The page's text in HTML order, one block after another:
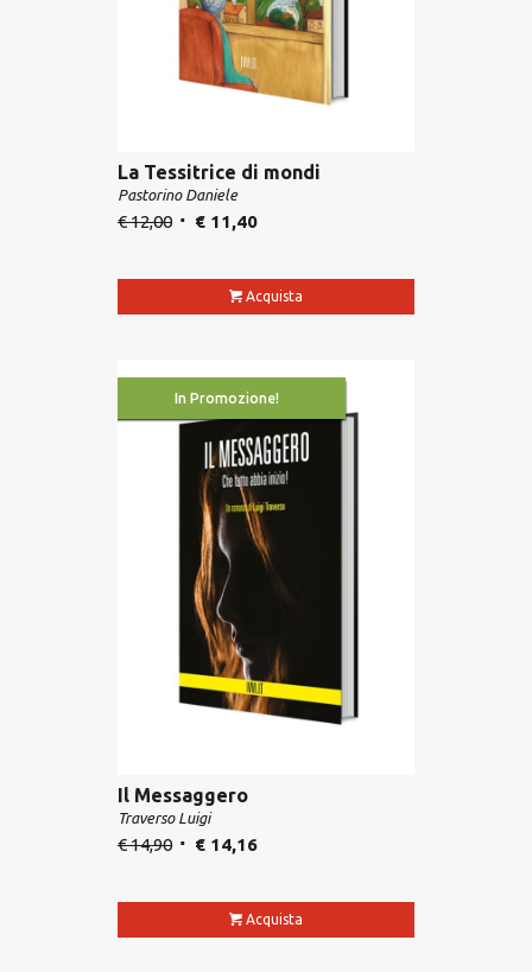
La Tessitrice di mondi
Pastorino Daniele
€12,00 €11,40
Acquista
In Promozione!
Il Messaggero
Traverso Luigi
€14,90 €14,16
Acquista